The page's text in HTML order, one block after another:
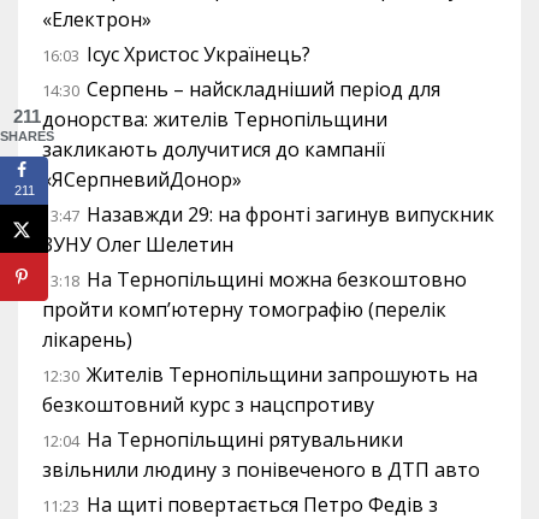
«Електрон»
16:03 Ісус Христос Українець?
14:30 Серпень – найскладніший період для
донорства: жителів Тернопільщини
закликають долучитися до кампанії
«ЯСерпневийДонор»
13:47 Назавжди 29: на фронті загинув випускник
ЗУНУ Олег Шелетин
13:18 На Тернопільщині можна безкоштовно
пройти комп’ютерну томографію (перелік
лікарень)
12:30 Жителів Тернопільщини запрошують на
безкоштовний курс з нацспротиву
12:04 На Тернопільщині рятувальники
звільнили людину з понівеченого в ДТП авто
11:23 На щиті повертається Петро Федів з
211
SHARES
211